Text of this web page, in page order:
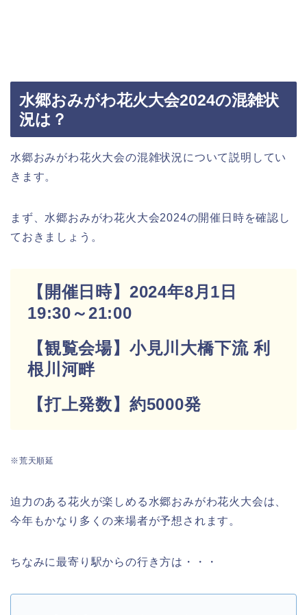
水郷おみがわ花火大会2024の混雑状
況は？
水郷おみがわ花火大会の混雑状況について説明してい
きます。
まず、水郷おみがわ花火大会2024の開催日時を確認し
ておきましょう。
【開催日時】2024年8月1日
19:30～21:00
【観覧会場】小見川大橋下流 利
根川河畔
【打上発数】約5000発
※荒天順延
迫力のある花火が楽しめる水郷おみがわ花火大会は、
今年もかなり多くの来場者が予想されます。
ちなみに最寄り駅からの行き方は・・・